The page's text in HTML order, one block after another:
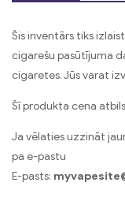
Šis inventārs tiks
cigarešu pasūtījuma
cigaretes. Jūs varat
Šī produkta cena
Ja vēlaties uzzināt
pa e-pastu
E-pasts: